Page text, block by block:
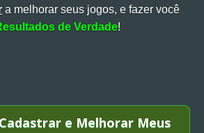
a melhorar seus jogos, e fazer você
de Verdade!
e Melhorar Meus